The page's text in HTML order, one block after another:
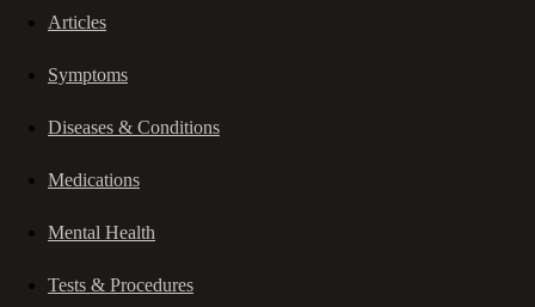
Articles
Symptoms
Diseases & Conditions
Medications
Mental Health
Tests & Procedures